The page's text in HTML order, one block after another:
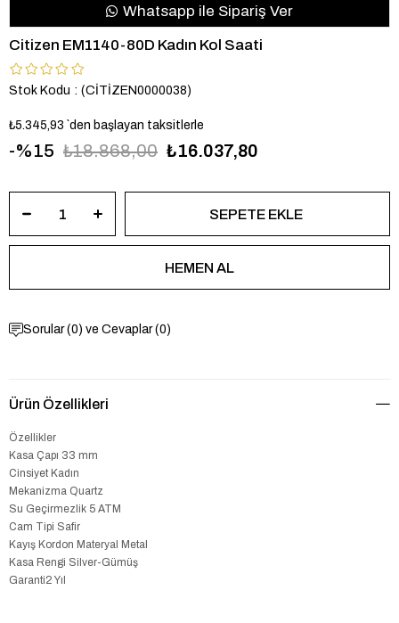
Whatsapp ile Sipariş Ver
Citizen EM1140-80D Kadın Kol Saati
Stok Kodu (CİTİZEN0000038)
₺5.345,93 `den başlayan taksitlerle
15 ₺18.868,00 ₺16.037,80
Sorular (0) ve Cevaplar (0)
Ürün Özellikleri
Özellikler
Kasa Çapı 33 mm
Cinsiyet Kadın
Mekanizma Quartz
Su Geçirmezlik 5 ATM
Cam Tipi Safir
Kayış Kordon Materyal Metal
Kasa Rengi Silver-Gümüş
Garanti2 Yıl